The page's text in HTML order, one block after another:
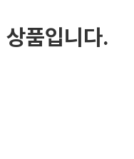
상품입니다.